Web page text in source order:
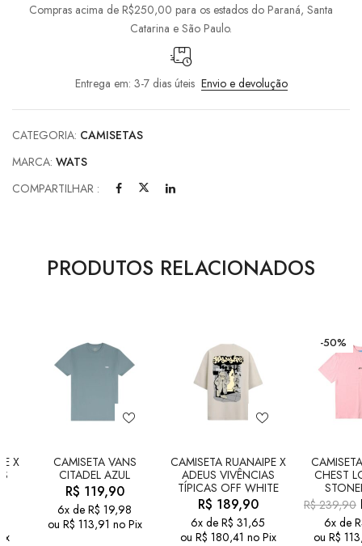
Compras acima de R$250,00 para os estados do Paraná, Santa
Catarina e São Paulo.
Entrega em: 3-7 dias úteis Envio e devolução
CATEGORIA: CAMISETAS
MARCA: WATS
COMPARTILHAR :
PRODUTOS RELACIONADOS
X
CAMISETA VANS
CITADEL AZUL
R$ 119,90
6x de R$ 19,98
ou R$ 113,91 no Pix
CAMISETA RUANAIPE X
ADEUS VIVÊNCIAS
TÍPICAS OFF WHITE
R$ 189,90
6x de R$ 31,65
ou R$ 180,41 no Pix
-50%
CHEST
R$239,90
6x de
ou R$